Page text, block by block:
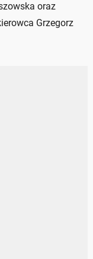
oraz
Grzegorz